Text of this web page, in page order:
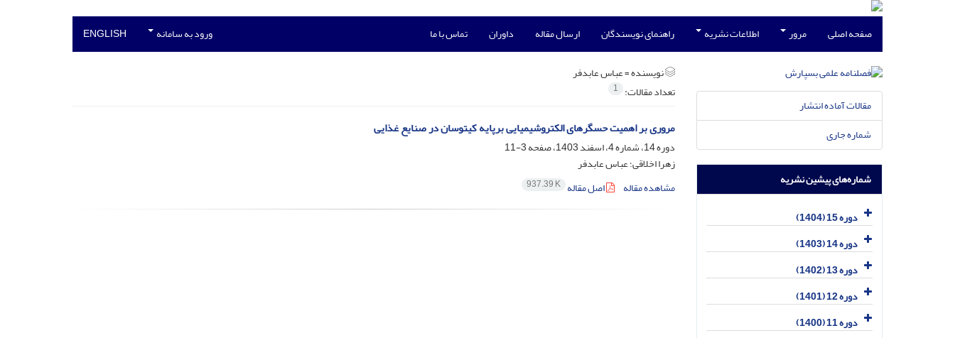
صفحه اصلی مرور اطلاعات نشریه راهنمای نویسندگان ارسال مقاله داوران تماس با ما ورود به سامانه ENGLISH
نویسنده =عباس عابدفر
تعداد مقالات: 1
مروری بر اهمیت حسگرهای الکتروشیمیایی برپایه کیتوسان در صنایع غذایی
دوره 14، شماره 4، اسفند 1403، صفحه
3-11
زهرا اخلاقی؛ عباس عابدفر
مشاهده مقاله
اصل مقاله 937.39 K
مقالات آماده انتشار
شماره جاری
شماره‌های پیشین نشریه
دوره 15 (1404)
دوره 14 (1403)
دوره 13 (1402)
دوره 12 (1401)
دوره 11 (1400)